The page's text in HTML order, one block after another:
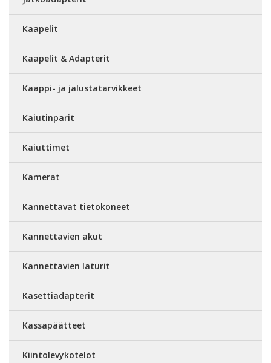
Kaapelit
Kaapelit & Adapterit
Kaappi- ja jalustatarvikkeet
Kaiutinparit
Kaiuttimet
Kamerat
Kannettavat tietokoneet
Kannettavien akut
Kannettavien laturit
Kasettiadapterit
Kassapäätteet
Kiintolevykotelot